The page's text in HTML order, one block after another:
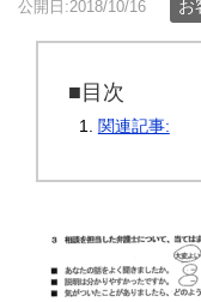
公開日:2018/10/16 お
■目次
関連記事: